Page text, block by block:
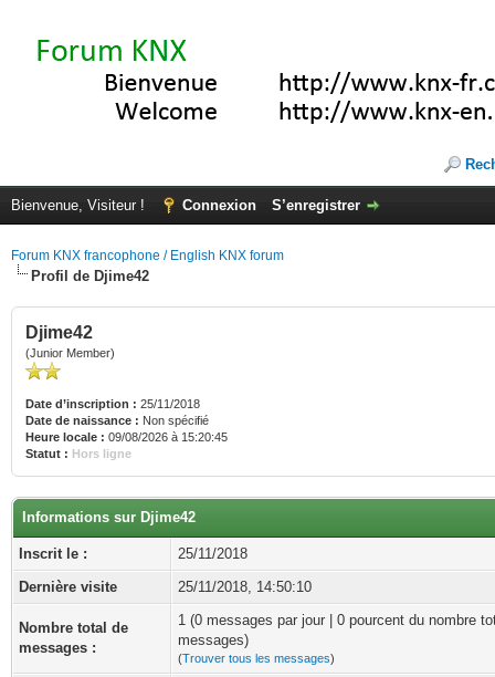
Bienvenue, Visiteur ! Connexion S’enregistrer
Forum KNX francophone / English KNX forum
Profil de Djime42
Djime42
(Junior Member)
Date d’inscription : 25/11/2018
Date de naissance : Non spécifié
Heure locale : 09/08/2026 à 15:20:45
Statut : Hors ligne
Informations sur Djime42
Inscrit le :
25/11/2018
Dernière visite
25/11/2018, 14:50:10
Nombre total de
messages :
1 (0 messages par jour | 0 pourcent du nombre
messages)
(Trouver tous les messages)